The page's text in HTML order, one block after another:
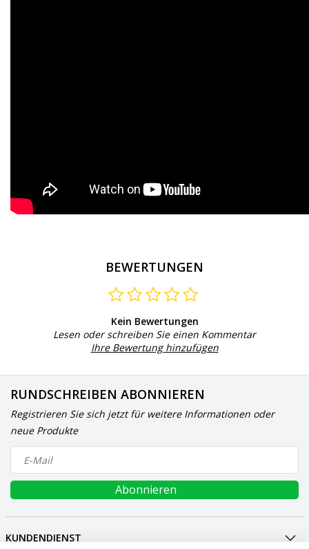
BEWERTUNGEN
Kein Bewertungen
Lesen oder schreiben Sie einen Kommentar
Ihre Bewertung hinzufügen
RUNDSCHREIBEN ABONNIEREN
Registrieren Sie sich jetzt für weitere Informationen oder
neue Produkte
Abonnieren
KUNDENDIENST